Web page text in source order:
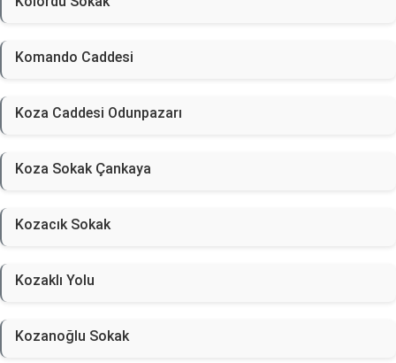
Komando Caddesi
Koza Caddesi Odunpazarı
Koza Sokak Çankaya
Kozacık Sokak
Kozaklı Yolu
Kozanoğlu Sokak